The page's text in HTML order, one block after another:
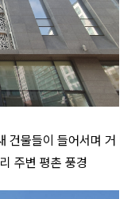
건물들이 들어서며 거
주변 평촌 풍경